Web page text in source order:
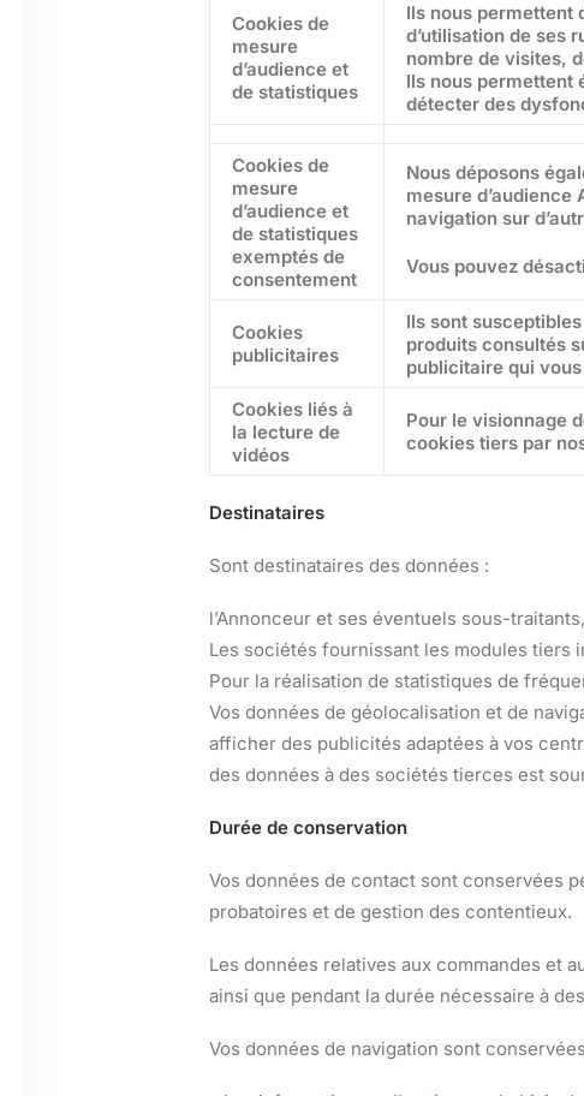
Cookies de
mesure
d’audience et
de statistiques
Ils nous permettent
d’utilisation de ses
nombre de visites,
Ils nous permettent
détecter des
Cookies de
mesure
d’audience et
de statistiques
exemptés de
consentement
Nous déposons
mesure
navigation sur
Vous pouvez
Cookies
publicitaires
Ils sont
produits consultés
publicitaire qui
Cookies liés à
la lecture de
vidéos
Pour le visionnage
cookies tiers par
Destinataires
Sont destinataires des données :
l’Annonceur et ses éventuels sous-traitants,
Les sociétés fournissant les modules tiers
Pour la réalisation de statistiques de
Vos données de géolocalisation et de
afficher des publicités adaptées à vos
des données à des sociétés tierces est
Durée de conservation
Vos données de contact sont conservées
probatoires et de gestion des contentieux.
Les données relatives aux commandes et
ainsi que pendant la durée nécessaire à
Vos données de navigation sont